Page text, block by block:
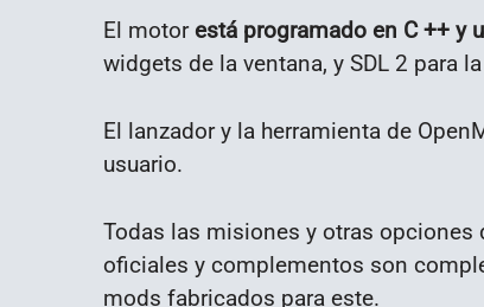
El motorestá programado en C ++ y
widgets de la ventana, y SDL 2 para
El lanzador y la herramienta de
usuario.
Todas las misiones y otras opciones
oficiales y complementos son
mods fabricados para este.